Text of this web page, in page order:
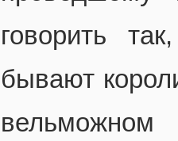
говорить
бывают